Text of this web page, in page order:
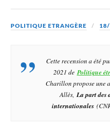
POLITIQUE ETRANGÈRE
Cette recension a été
2021 dePolitique
Charillon propose une
Allès,La part des
internationales